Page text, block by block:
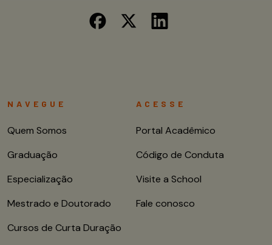
NAVEGUE
Quem Somos
Graduação
Especialização
Mestrado e Doutorado
Cursos de Curta Duração
ACESSE
Portal Acadêmico
Código de Conduta
Visite a School
Fale conosco